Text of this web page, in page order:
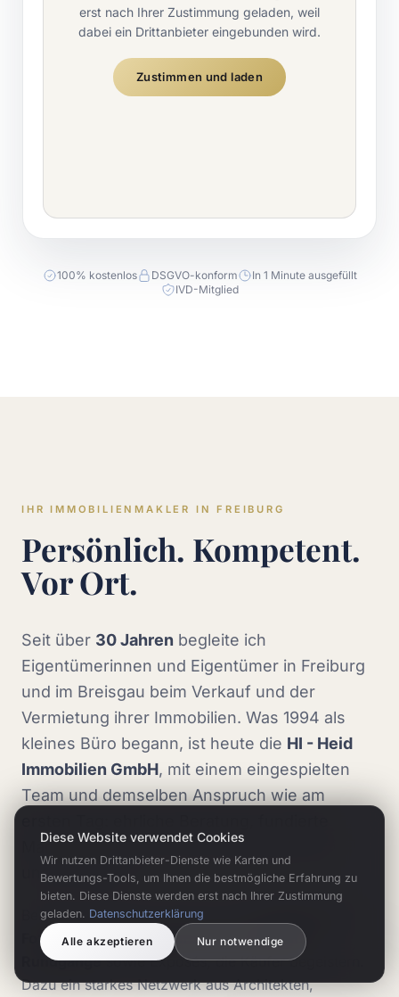
erst nach Ihrer Zustimmung geladen, weil
dabei ein Drittanbieter eingebunden wird.
Zustimmen und laden
100% kostenlos DSGVO-konform
In 1 Minute ausgefüllt
IVD-Mitglied
IHR IMMOBILIENMAKLER IN FREIBURG
Persönlich. Kompetent.
Vor Ort.
Seit über 30 Jahren begleite ich
Eigentümerinnen und Eigentümer in Freiburg
und im Breisgau beim Verkauf und der
Vermietung ihrer Immobilien. Was 1994 als
kleines Büro begann, ist heute die HI - Heid
Immobilien GmbH, mit einem eingespielten
Team und demselben Anspruch wie am
Marktkenntnis und echte Leidenschaft für
unsere Region.
Bei jeder Immobilie setzen wir auf
Fotografie, Drohnenaufnahmen und 360°-
Rundgängesowie Exposés, die Käufer begeistern.
Dazu ein starkes Netzwerk aus Architekten,
Diese Website verwendet Cookies
Wir nutzen Drittanbieter-Dienste wie Karten und
Bewertungs-Tools, um Ihnen die bestmögliche Erfahrung zu
bieten. Diese Dienste werden erst nach Ihrer Zustimmung
geladen. Datenschutzerklärung
Alle akzeptieren Nur notwendige